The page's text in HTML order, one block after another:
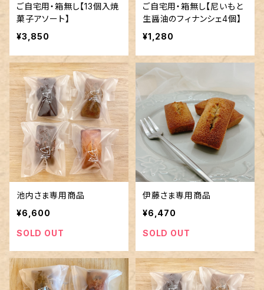
ご自宅用・箱無し【13個入焼
菓子アソート】
¥3,850
ご自宅用・箱無し【尼いもと
生醤油のフィナンシェ4個】
¥1,280
池内さま専用商品
¥6,600
SOLD OUT
伊藤さま専用商品
¥6,470
SOLD OUT